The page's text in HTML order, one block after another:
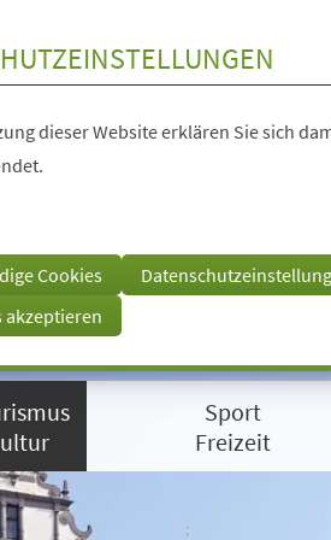
dieser Website erklären Sie sich
Cookies
akzeptieren
Sport
Freizeit